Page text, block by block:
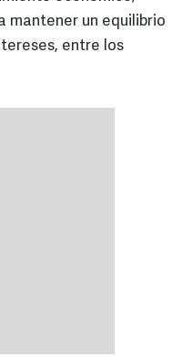
mantener un equilibrio
entre los